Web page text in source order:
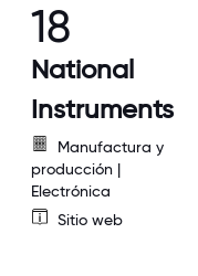
18
National
Instruments
Manufactura y
producción |
Electrónica
Sitio web